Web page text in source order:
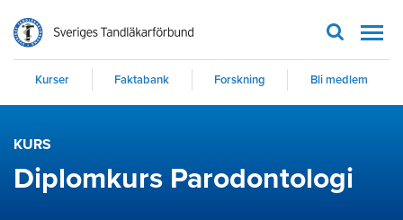
Kurser Faktabank Forskning Bli medlem
KURS
Diplomkurs Parodontologi